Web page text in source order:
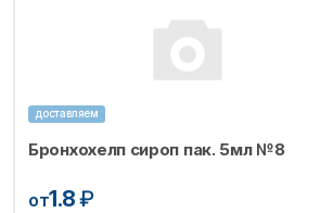
доставляем
Бронхохелп сироп пак. 5мл №8
от1.8₽